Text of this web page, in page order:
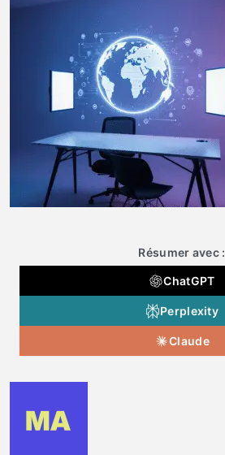
Résumer avec :
ChatGPT
Perplexity
Claude